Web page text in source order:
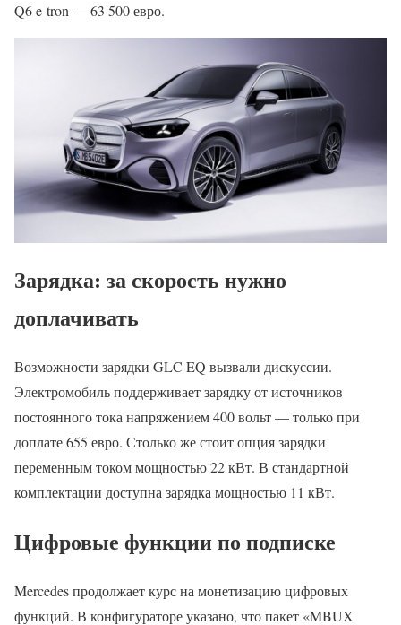
Q6 e-tron — 63 500 евро.
Зарядка: за скорость нужно
доплачивать
Возможности зарядки GLC EQ вызвали дискуссии.
Электромобиль поддерживает зарядку от источников
постоянного тока напряжением 400 вольт — только при
доплате 655 евро. Столько же стоит опция зарядки
переменным током мощностью 22 кВт. В стандартной
комплектации доступна зарядка мощностью 11 кВт.
Цифровые функции по подписке
Mercedes продолжает курс на монетизацию цифровых
функций. В конфигураторе указано, что пакет «MBUX